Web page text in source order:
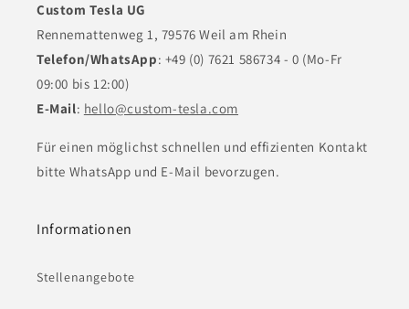
Custom Tesla UG
Rennemattenweg 1, 79576 Weil am Rhein
Telefon/WhatsApp: +49 (0) 7621 586734 - 0 (Mo-Fr
09:00 bis 12:00)
E-Mail: hello@custom-tesla.com
Für einen möglichst schnellen und effizienten Kontakt
bitte WhatsApp und E-Mail bevorzugen.
Informationen
Stellenangebote